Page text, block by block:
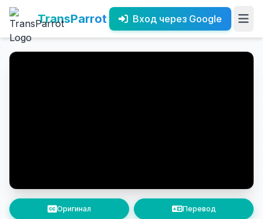
TransParrot Вход через Google
Оригинал Перевод